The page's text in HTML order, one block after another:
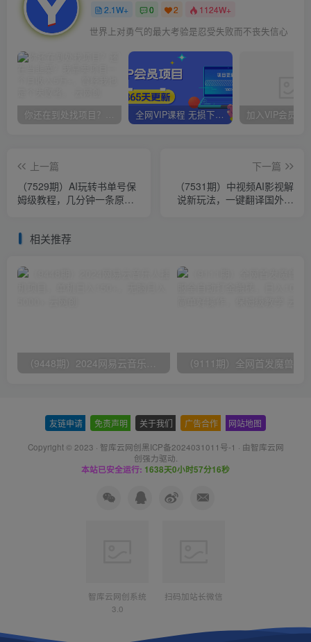
2.1W+ 0 2 1124W+
世界上对勇气的最大考验是忍受失败而不丧失信心
你还在到处找项目？还在当韭菜？我靠卖项目一个月收入5万+，曾经我也是个失败者。 全网VIP课程 无损下载~
上一篇
（7529期）AI玩转书单号保
姆级教程，几分钟一条原创
下一篇
（7531期）中视频AI影视解
说新玩法，一键翻译国外视
相关推荐
友链申请 免责声明 关于我们 广告合作 网站地图
Copyright © 2023 · 智库云网创黑ICP备2024031011号-1 · 由智库云网
创强力驱动.
本站已安全运行: 1638天0小时57分16秒
智库云网创系统
3.0
扫码加站长微信